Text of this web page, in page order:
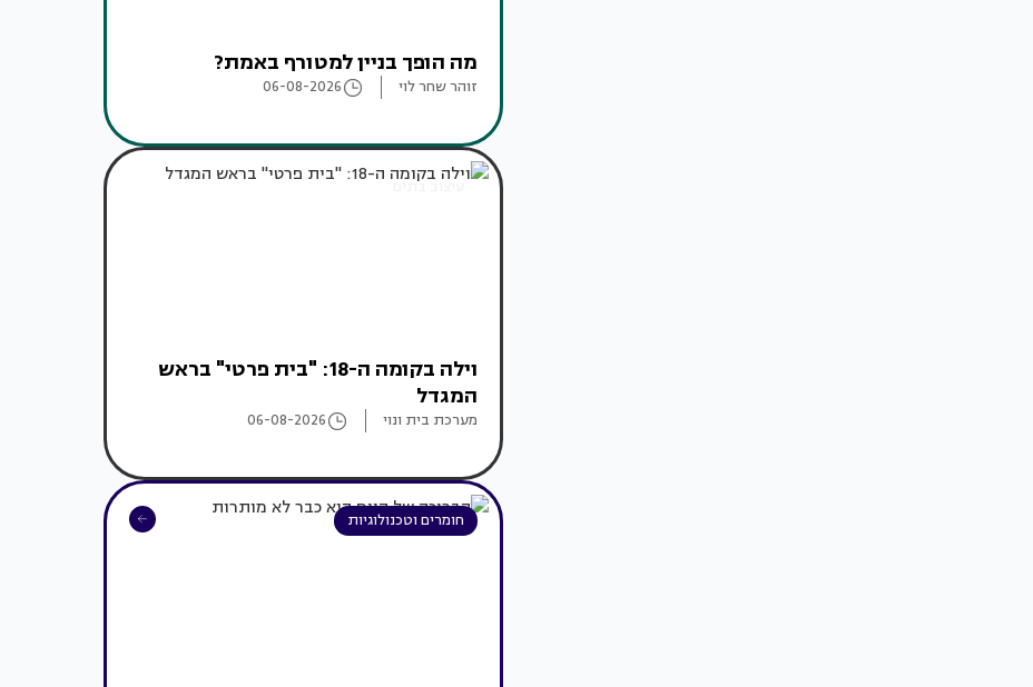
מה הופך בניין למטורף באמת?
זוהר שחר לוי 06-08-2026
עיצוב בתים
וילה בקומה ה-18: "בית פרטי" בראש
המגדל
מערכת בית ונוי 06-08-2026
חומרים וטכנולוגיות